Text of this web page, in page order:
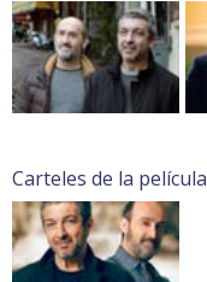
Carteles de la película